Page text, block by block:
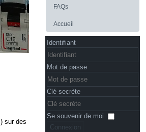
) sur des
FAQs
Accueil
Identifiant
Mot de passe
Clé secrète
Se souvenir de moi
Connexion